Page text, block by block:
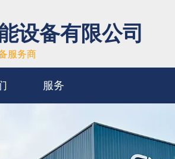
设备有限公司
服务商
服务